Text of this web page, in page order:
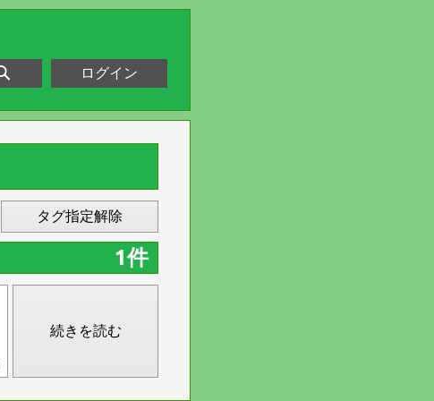
ログイン
タグ指定解除
1件
続きを読む